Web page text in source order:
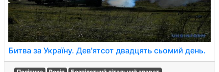
Битва за Україну. Дев'ятсот двадцять сьомий день.